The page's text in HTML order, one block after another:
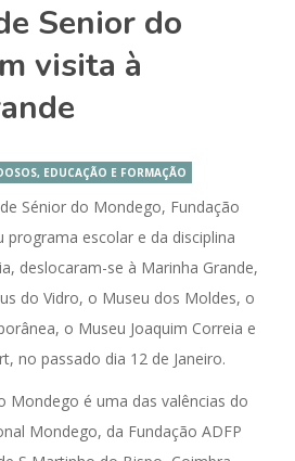
Senior do
visita à
EDUCAÇÃO E FORMAÇÃO
Sénior do Mondego, Fundação
escolar e da disciplina
deslocaram-se à Marinha Grande,
do Vidro, o Museu dos Moldes, o
o Museu Joaquim Correia e
no passado dia 12 de Janeiro.
Mondego é uma das valências do
Mondego, da Fundação ADFP